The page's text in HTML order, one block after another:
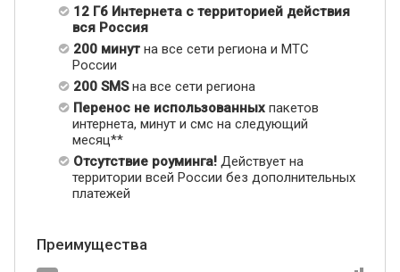
12 Гб Интернета с территорией действия
вся Россия
200 минут на все сети региона и МТС
России
200 SMSна все сети региона
Перенос не использованных пакетов
интернета, минут и смс на следующий
месяц**
Отсутствие роуминга! Действует на
территории всей России без дополнительных
платежей
Преимущества